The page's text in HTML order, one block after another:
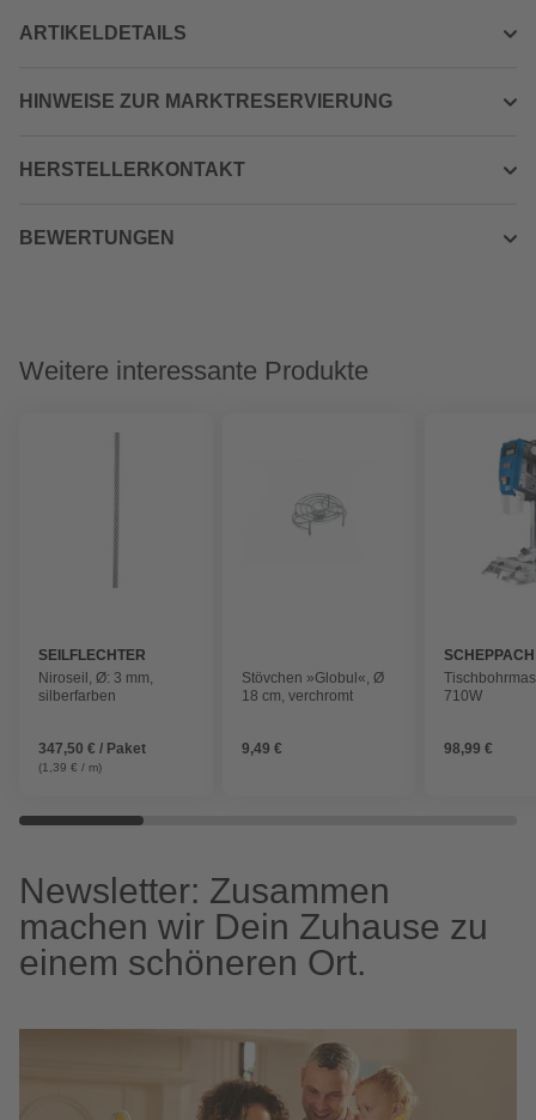
ARTIKELDETAILS
HINWEISE ZUR MARKTRESERVIERUNG
HERSTELLERKONTAKT
BEWERTUNGEN
Weitere interessante Produkte
SEILFLECHTER
Niroseil, Ø: 3 mm,
silberfarben
347,50 € / Paket
(1,39 € / m)
Stövchen »Globul«, Ø
18 cm, verchromt
9,49 €
SCHEPPACH
710W
98,99 €
Newsletter: Zusammen
machen wir Dein Zuhause zu
einem schöneren Ort.